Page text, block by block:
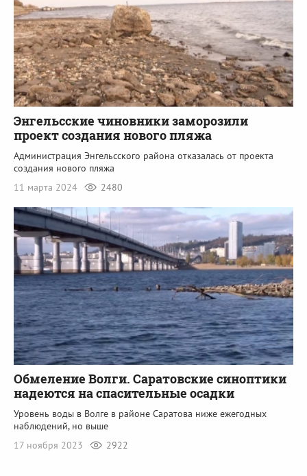
Энгельсские чиновники заморозили
проект создания нового пляжа
Администрация Энгельсского района отказалась от проекта
создания нового пляжа
11 марта 2024
2480
Обмеление Волги. Саратовские синоптики
надеются на спасительные осадки
Уровень воды в Волге в районе Саратова ниже ежегодных
наблюдений, но выше
17 ноября 2023
2922